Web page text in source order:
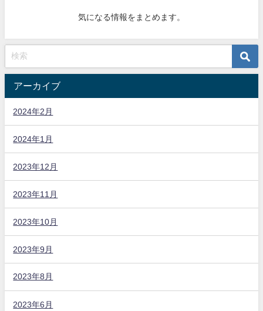
気になる情報をまとめます。
アーカイブ
2024年2月
2024年1月
2023年12月
2023年11月
2023年10月
2023年9月
2023年8月
2023年6月